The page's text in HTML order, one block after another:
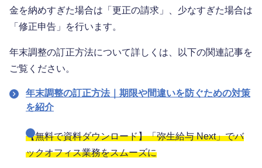
金を納めすぎた場合は「更正の請求」、少なすぎた場合は
「修正申告」を行います。
年末調整の訂正方法について詳しくは、以下の関連記事を
ご覧ください。
年末調整の訂正方法｜期限や間違いを防ぐための対策
を紹介
【無料で資料ダウンロード】「弥生給与 Next」でバ
ックオフィス業務をスムーズに